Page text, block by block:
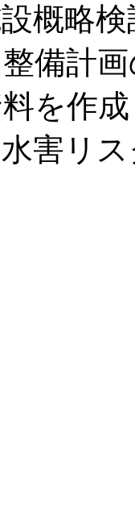
概略
備計
を作
害リ